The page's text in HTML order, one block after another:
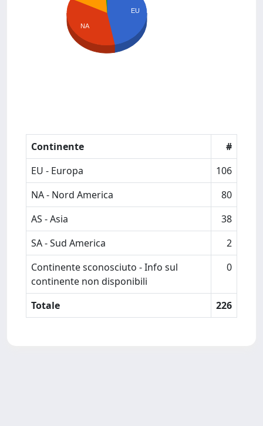
EU
NA
Continente
#
EU - Europa
106
NA - Nord America
80
AS - Asia
38
SA - Sud America
2
Continente sconosciuto - Info sul
continente non disponibili
0
Totale 226